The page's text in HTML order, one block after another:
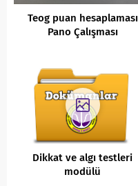
Teog puan hesaplaması
Pano Çalışması
Dikkat ve algı testleri
modülü